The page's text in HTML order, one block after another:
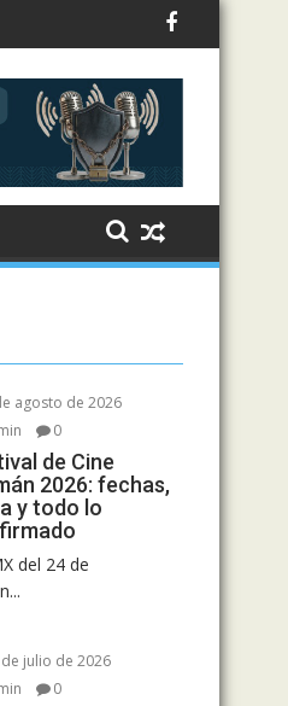
agosto de 2026
0
de Cine
2026: fechas,
y todo lo
del 24 de
julio de 2026
0